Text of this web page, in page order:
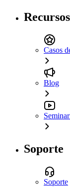
Recursos
Casos
Blog
Soporte
Soporte